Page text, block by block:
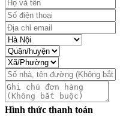
Hình thức thanh toán